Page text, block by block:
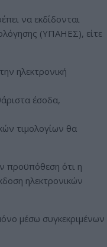
να εκδίδονται
(ΥΠΑΗΕΣ), είτε
ηλεκτρονική
έσοδα,
τιμολογίων θα
προϋπόθεση ότι η
ηλεκτρονικών
μέσω συγκεκριμένων